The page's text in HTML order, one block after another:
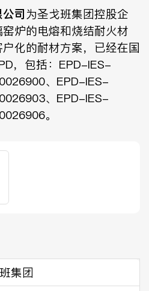
司为圣戈班集团控股企
炉的电熔和烧结耐火材
化的耐材方案，已经在国
，包括： EPD-IES-
、 EPD-IES-
、 EPD-IES-
。
集团